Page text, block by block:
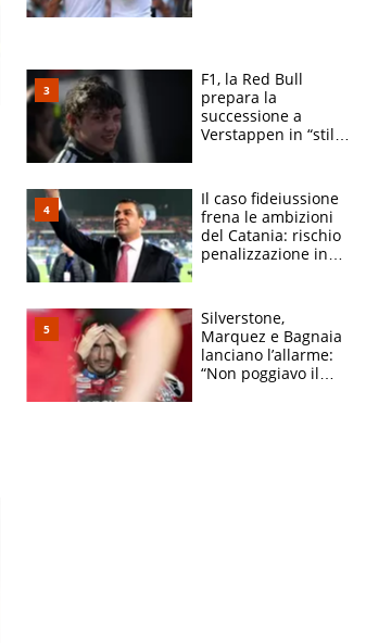
F1, la Red Bull
prepara la
successione a
Verstappen in “stile
attacco all’Italia
Il caso fideiussione
frena le ambizioni
del Catania: rischio
penalizzazione in
Silverstone,
Marquez e Bagnaia
lanciano l’allarme:
“Non poggiavo il